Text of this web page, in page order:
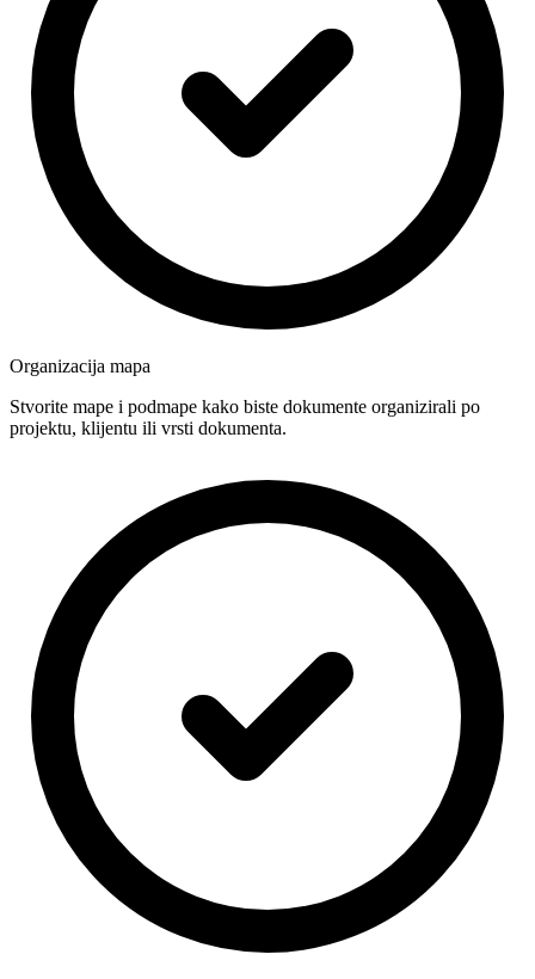
Organizacija mapa
Stvorite mape i podmape kako biste dokumente organizirali po
projektu, klijentu ili vrsti dokumenta.